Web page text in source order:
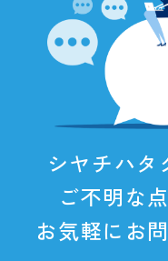
シヤチハタ
ご不明な
お気軽にお